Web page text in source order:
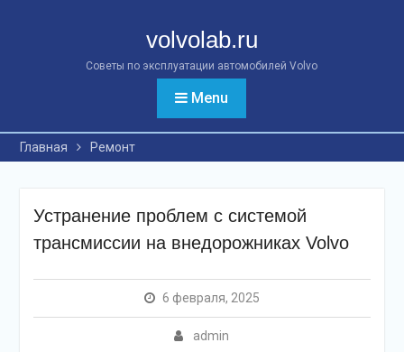
volvolab.ru
Советы по эксплуатации автомобилей Volvo
Menu
Главная Ремонт
Устранение проблем с системой
трансмиссии на внедорожниках Volvo
6 февраля, 2025
admin